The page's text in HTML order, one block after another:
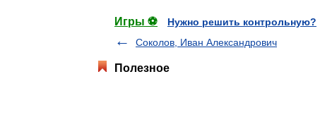
Игры ⚽
Нужно решить контрольную?
Соколов, Иван Александрович
Полезное